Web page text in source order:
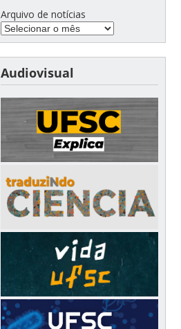
Arquivo de notícias
Audiovisual